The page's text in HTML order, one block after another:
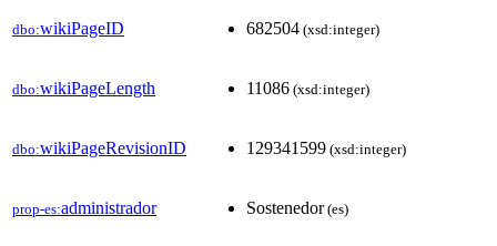
dbo:wikiPageID 682504 (xsd:integer)
dbo:wikiPageLength 11086 (xsd:integer)
dbo:wikiPageRevisionID 129341599 (xsd:integer)
prop-es:administrador Sostenedor(es)